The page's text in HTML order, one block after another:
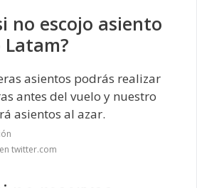
no escojo asiento
asientos podrás realizar
antes del vuelo y nuestro
asientos al azar.
twitter.com